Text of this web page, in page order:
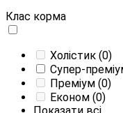
Клас корма
Холістик (0)
Супер-
Преміум (0)
Економ (0)